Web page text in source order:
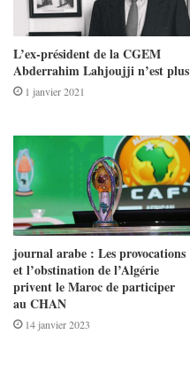
L’ex-président de la CGEM
Abderrahim Lahjoujji n’est plus
1 janvier 2021
journal arabe : Les provocations
et l’obstination de l’Algérie
privent le Maroc de participer
au CHAN
14 janvier 2023